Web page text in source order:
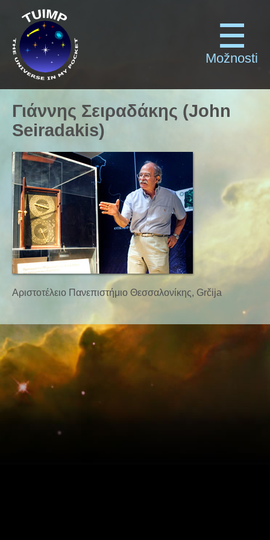
Možnosti
Γιάννης Σειραδάκης (John
Seiradakis)
Αριστοτέλειο Πανεπιστήμιο Θεσσαλονίκης, Grčija